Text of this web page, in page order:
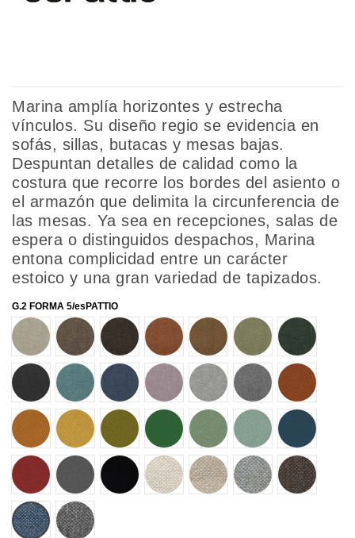
Marina amplía horizontes y estrecha
vínculos. Su diseño regio se evidencia en
sofás, sillas, butacas y mesas bajas.
Despuntan detalles de calidad como la
costura que recorre los bordes del asiento o
el armazón que delimita la circunferencia de
las mesas. Ya sea en recepciones, salas de
espera o distinguidos despachos, Marina
entona complicidad entre un carácter
estoico y una gran variedad de tapizados.
G.2 FORMA 5/esPATTIO
69001
69002 69003 69004 69005 69007 69008
69009 69010 69011 69012 69013 69014 72501
72503 72504 72505 72506 72507 72508 72509
72511 72513 72514 80001 80002 80005 80014
80019 80021